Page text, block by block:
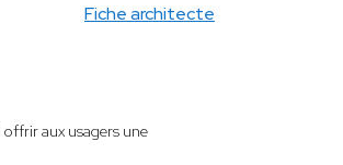
Fiche architecte
aux usagers une